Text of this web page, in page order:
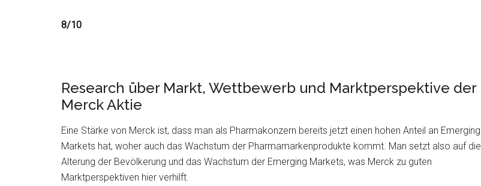
8/10
Research über Markt, Wettbewerb und Marktperspektive der
Merck Aktie
Eine Stärke von Merck ist, dass man als Pharmakonzern bereits jetzt einen hohen Anteil an Emerging
Markets hat, woher auch das Wachstum der Pharmamarkenprodukte kommt. Man setzt also auf die
Alterung der Bevölkerung und das Wachstum der Emerging Markets, was Merck zu guten
Marktperspektiven hier verhilft.